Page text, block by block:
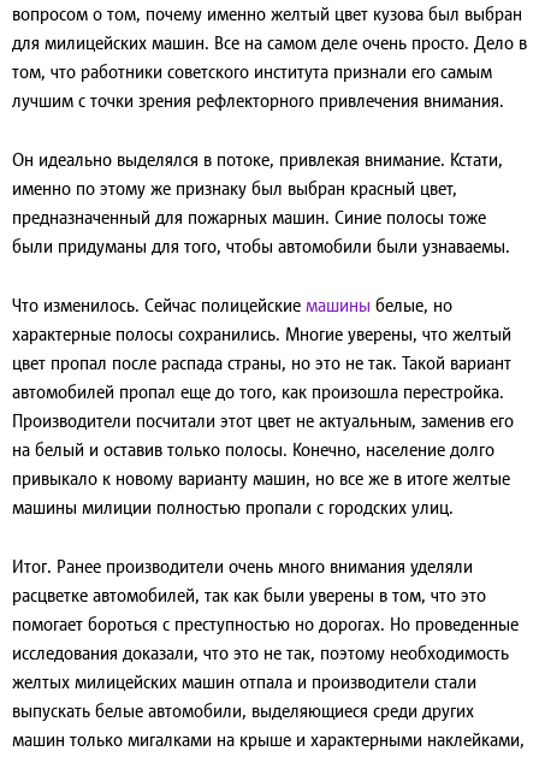
вопросом о том, почему именно желтый цвет кузова был выбран
для милицейских машин. Все на самом деле очень просто. Дело в
том, что работники советского института признали его самым
лучшим с точки зрения рефлекторного привлечения внимания.
Он идеально выделялся в потоке, привлекая внимание. Кстати,
именно по этому же признаку был выбран красный цвет,
предназначенный для пожарных машин. Синие полосы тоже
были придуманы для того, чтобы автомобили были узнаваемы.
Что изменилось. Сейчас полицейские машины белые, но
характерные полосы сохранились. Многие уверены, что желтый
цвет пропал после распада страны, но это не так. Такой вариант
автомобилей пропал еще до того, как произошла перестройка.
Производители посчитали этот цвет не актуальным, заменив его
на белый и оставив только полосы. Конечно, население долго
привыкало к новому варианту машин, но все же в итоге желтые
машины милиции полностью пропали с городских улиц.
Итог. Ранее производители очень много внимания уделяли
расцветке автомобилей, так как были уверены в том, что это
помогает бороться с преступностью но дорогах. Но проведенные
исследования доказали, что это не так, поэтому необходимость
желтых милицейских машин отпала и производители стали
выпускать белые автомобили, выделяющиеся среди других
машин только мигалками на крыше и характерными наклейками,